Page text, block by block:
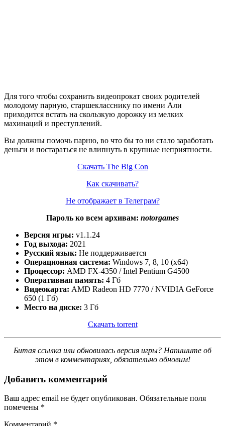
Для того чтобы сохранить видеопрокат своих родителей
молодому парную, старшекласснику по имени Али
приходится встать на скользкую дорожку из мелких
махинаций и преступлений.
Вы должны помочь парню, во что бы то ни стало заработать
деньги и постараться не влипнуть в крупные неприятности.
Скачать The Big Con
Как скачивать?
Не отображает в Телеграм?
Пароль ко всем архивам: notorgames
Версия игры: v1.1.24
Год выхода: 2021
Русский язык: Не поддерживается
Операционная система: Windows 7, 8, 10 (x64)
Процессор: AMD FX-4350 / Intel Pentium G4500
Оперативная память: 4 Гб
Видеокарта: AMD Radeon HD 7770 / NVIDIA GeForce
650 (1 Гб)
Место на диске: 3 Гб
Скачать torrent
Битая ссылка или обновилась версия игры? Напишите об
этом в комментариях, обязательно обновим!
Добавить комментарий
Ваш адрес email не будет опубликован. Обязательные поля
помечены *